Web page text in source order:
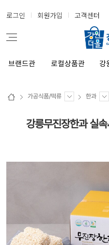
로그인 회원가입 고객센터
브랜드관 로컬상품관 강
가공식품/떡류 한과
강릉무진장한과 실